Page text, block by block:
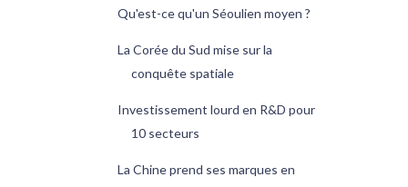
Qu'est-ce qu'un Séoulien moyen ?
La Corée du Sud mise sur la
conquête spatiale
Investissement lourd en R&D pour
10 secteurs
La Chine prend ses marques en